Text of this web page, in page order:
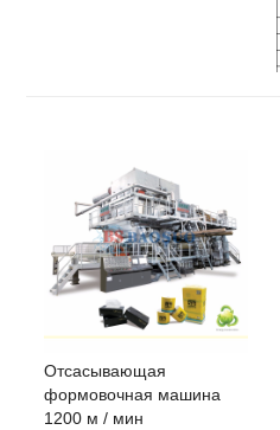
Отсасывающая
формовочная машина
1200 м / мин